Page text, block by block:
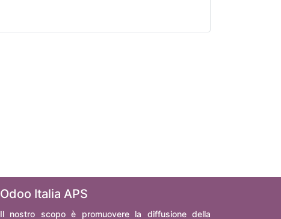
Odoo Italia APS
Il nostro scopo è promuovere la diffusione della